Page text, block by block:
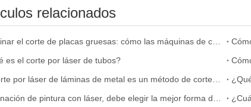
relacionados
es el corte por láser de tubos?